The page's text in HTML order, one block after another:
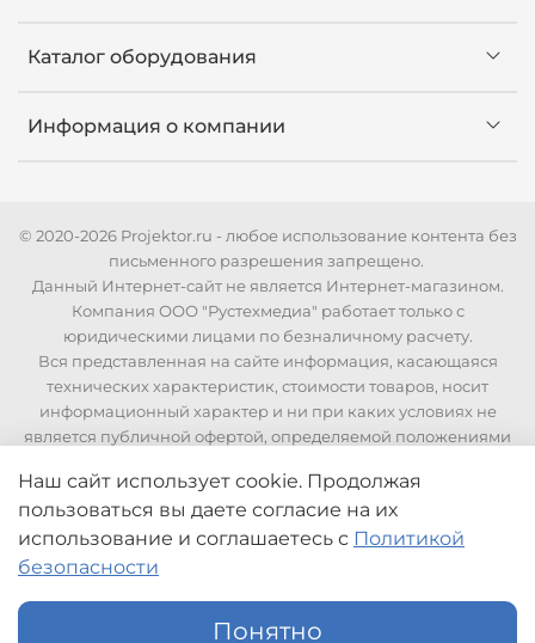
Каталог оборудования
Информация о компании
© 2020-2026 Projektor.ru - любое использование контента без
письменного разрешения запрещено.
Данный Интернет-сайт не является Интернет-магазином.
Компания ООО "Рустехмедиа" работает только с
юридическими лицами по безналичному расчету.
Вся представленная на сайте информация, касающаяся
технических характеристик, стоимости товаров, носит
информационный характер и ни при каких условиях не
является публичной офертой, определяемой положениями
стоимости и технических характеристик необходимо
связаться с нашими менеджерами по телефонам указанным
на сайте.
Наш сайт использует cookie. Продолжая
пользоваться вы даете согласие на их
использование и соглашаетесь с Политикой
безопасности
Понятно